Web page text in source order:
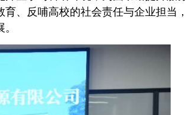
、反哺高校的社会责任与企业担当，